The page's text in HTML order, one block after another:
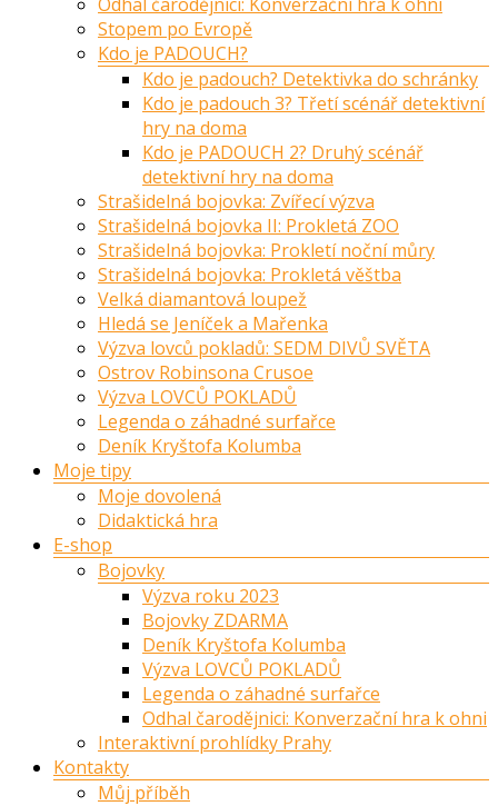
Stopem po Evropě
Kdo je PADOUCH?
Kdo je padouch? Detektivka do schránky
Kdo je padouch 3? Třetí scénář detektivní
hry na doma
Kdo je PADOUCH 2? Druhý scénář
detektivní hry na doma
Strašidelná bojovka: Zvířecí výzva
Strašidelná bojovka II: Prokletá ZOO
Strašidelná bojovka: Prokletí noční můry
Strašidelná bojovka: Prokletá věštba
Velká diamantová loupež
Hledá se Jeníček a Mařenka
Výzva lovců pokladů: SEDM DIVŮ SVĚTA
Ostrov Robinsona Crusoe
Výzva LOVCŮ POKLADŮ
Legenda o záhadné surfařce
Deník Kryštofa Kolumba
Moje tipy
Moje dovolená
Didaktická hra
E-shop
Bojovky
Výzva roku 2023
Bojovky ZDARMA
Deník Kryštofa Kolumba
Výzva LOVCŮ POKLADŮ
Legenda o záhadné surfařce
Odhal čarodějnici: Konverzační hra k ohni
Interaktivní prohlídky Prahy
Kontakty
Můj příběh